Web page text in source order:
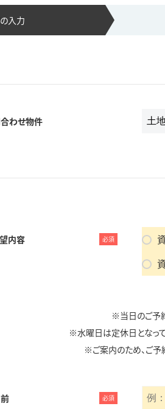
入力
わせ物件
内容 必須
※当日のご予
※水曜日は定休日となっ
※ご案内のため、ご予
必須